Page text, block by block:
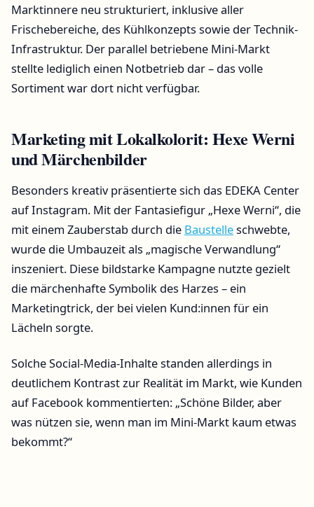
Marktinnere neu strukturiert, inklusive aller
Frischebereiche, des Kühlkonzepts sowie der Technik-
Infrastruktur. Der parallel betriebene Mini-Markt
stellte lediglich einen Notbetrieb dar – das volle
Sortiment war dort nicht verfügbar.
Marketing mit Lokalkolorit: Hexe Werni
und Märchenbilder
Besonders kreativ präsentierte sich das EDEKA Center
auf Instagram. Mit der Fantasiefigur „Hexe Werni“, die
mit einem Zauberstab durch die Baustelleschwebte,
wurde die Umbauzeit als „magische Verwandlung“
inszeniert. Diese bildstarke Kampagne nutzte gezielt
die märchenhafte Symbolik des Harzes – ein
Marketingtrick, der bei vielen Kund:innen für ein
Lächeln sorgte.
Solche Social-Media-Inhalte standen allerdings in
deutlichem Kontrast zur Realität im Markt, wie Kunden
auf Facebook kommentierten: „Schöne Bilder, aber
was nützen sie, wenn man im Mini-Markt kaum etwas
bekommt?“